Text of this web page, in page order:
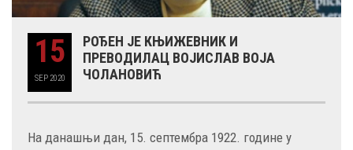
15
SEP 2020
РОЂЕН ЈЕ КЊИЖЕВНИК И
ПРЕВОДИЛАЦ ВОЈИСЛАВ ВОЈА
ЧОЛАНОВИЋ
На данашњи дан, 15. септембра 1922. године у